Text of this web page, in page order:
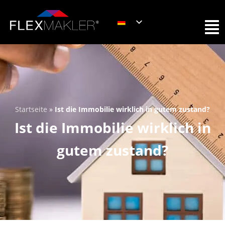
Startseite » Ist die Immobilie wirklich in gutem zustand?
Ist die Immobilie wirklich in
gutem zustand?